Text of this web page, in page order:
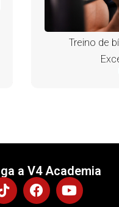
Treino de
a V4 Academia